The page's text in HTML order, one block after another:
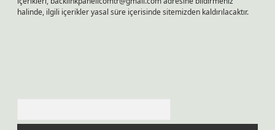
halinde, ilgili içerikler yasal süre içerisinde sitemizden kaldırılacaktır.